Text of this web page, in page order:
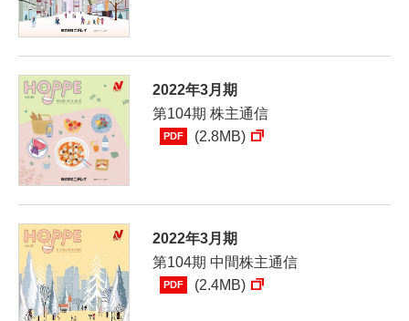
2022年3月期
第104期 株主通信
PDF (2.8MB)
2022年3月期
第104期 中間株主通信
PDF (2.4MB)